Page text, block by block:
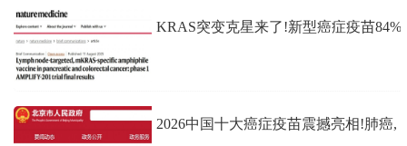
KRAS突变克星来了!新型癌症疫苗84%
2026中国十大癌症疫苗震撼亮相!肺癌,